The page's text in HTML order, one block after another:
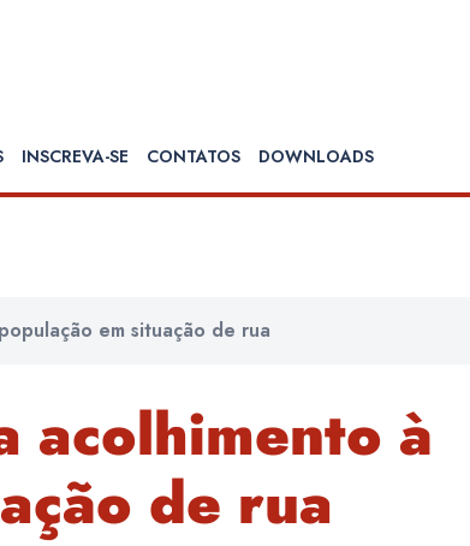
INSCREVA-SE CONTATOS DOWNLOADS
em situação de rua
acolhimento à
de rua